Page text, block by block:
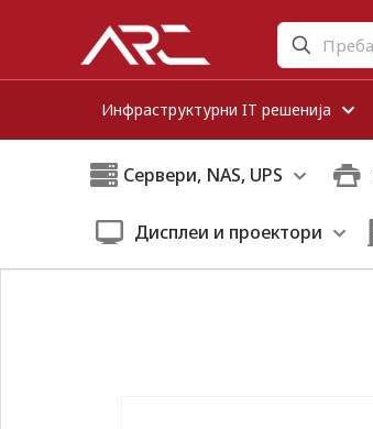
Инфраструктурни IT решенија
Сервери, NAS, UPS
Дисплеи и проектори